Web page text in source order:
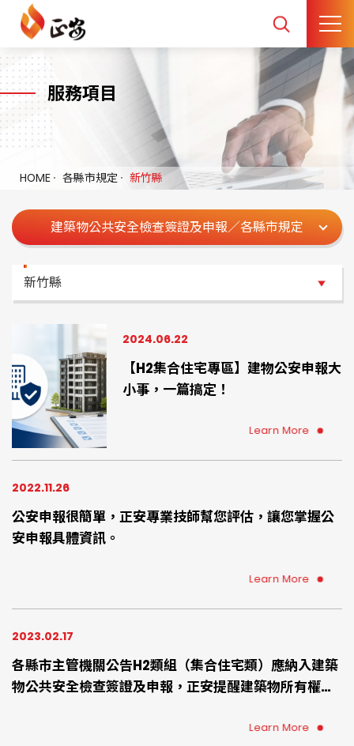
服務項目
HOME 各縣市規定 新竹縣
建築物公共安全檢查簽證及申報／各縣市規定
新竹縣
新竹縣 2024.06.22
【H2集合住宅專區】建物公安申報大
小事，一篇搞定！
Learn More
2022.11.26
公安申報很簡單，正安專業技師幫您評估，讓您掌握公
安申報具體資訊。
Learn More
2023.02.17
各縣市主管機關公告H2類組（集合住宅類）應納入建築
物公共安全檢查簽證及申報，正安提醒建築物所有權
可提早準備、提早委託專業檢查機構確認您的住宅環境
Learn More